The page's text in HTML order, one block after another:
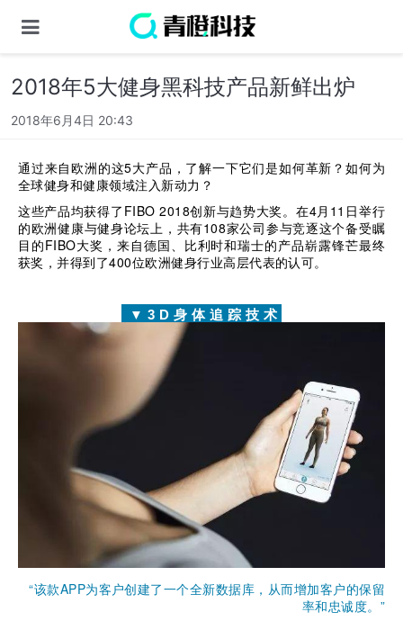
2018年5大健身黑科技产品新鲜出炉
2018年6月4日 20:43
通过来自欧洲的这5大产品，了解一下它们是如何革新？如何为
全球健身和健康领域注入新动力？
这些产品均获得了FIBO 2018创新与趋势大奖。在4月11日举行
的欧洲健康与健身论坛上，共有108家公司参与竞逐这个备受瞩
目的FIBO大奖，来自德国、比利时和瑞士的产品崭露锋芒最终
获奖，并得到了400位欧洲健身行业高层代表的认可。
▼3D身体追踪技术
“该款APP为客户创建了一个全新数据库，从而增加客户的保留
率和忠诚度。”